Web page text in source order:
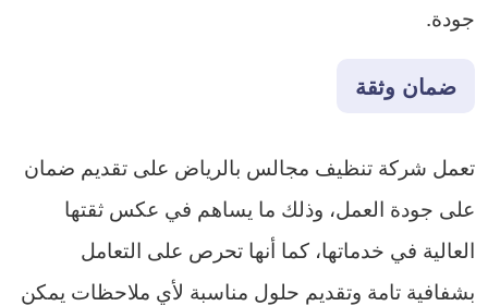
جودة.
ضمان وثقة
تعمل شركة تنظيف مجالس بالرياض على تقديم ضمان
على جودة العمل، وذلك ما يساهم في عكس ثقتها
العالية في خدماتها، كما أنها تحرص على التعامل
بشفافية تامة وتقديم حلول مناسبة لأي ملاحظات يمكن